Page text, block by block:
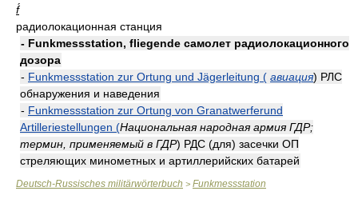
f́
радиолокационная станция
- Funkmessstation, fliegende самолет радиолокационного
дозора
- Funkmessstation zur Ortung und Jägerleitung ( авиация) РЛС
обнаружения и наведения
- Funkmessstation zur Ortung von Granatwerferund
Artilleriestellungen (Национальная народная армия ГДР;
термин, применяемый в ГДР) РДС (для) засечки ОП
стреляющих минометных и артиллерийских батарей
Deutsch-Russisches militärwörterbuch > Funkmessstation